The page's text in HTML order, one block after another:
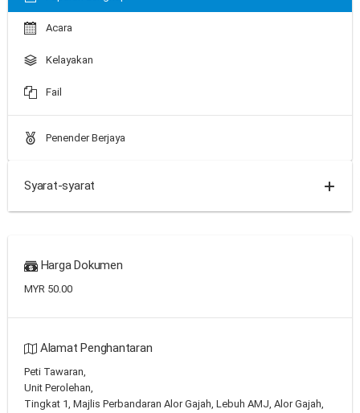
Acara
Kelayakan
Fail
Penender Berjaya
Syarat-syarat
Harga Dokumen
MYR 50.00
Alamat Penghantaran
Peti Tawaran,
Unit Perolehan,
Tingkat 1, Majlis Perbandaran Alor Gajah, Lebuh AMJ, Alor Gajah,